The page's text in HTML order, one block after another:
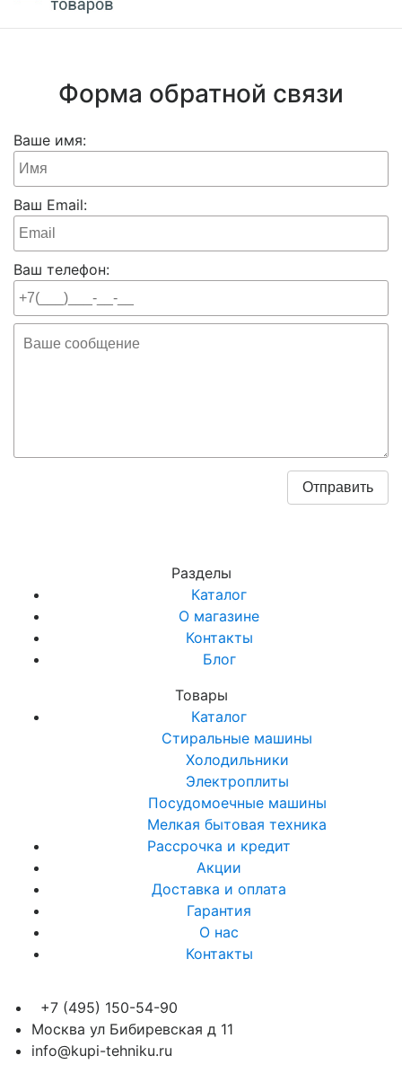
Форма обратной связи
Ваше имя:
Ваш Email:
Ваш телефон:
Разделы
Каталог
О магазине
Контакты
Блог
Товары
Каталог
Стиральные машины
Холодильники
Электроплиты
Посудомоечные машины
Мелкая бытовая техника
Рассрочка и кредит
Акции
Доставка и оплата
Гарантия
О нас
Контакты
+7 (495) 150-54-90
Москва ул Бибиревская д 11
info@kupi-tehniku.ru